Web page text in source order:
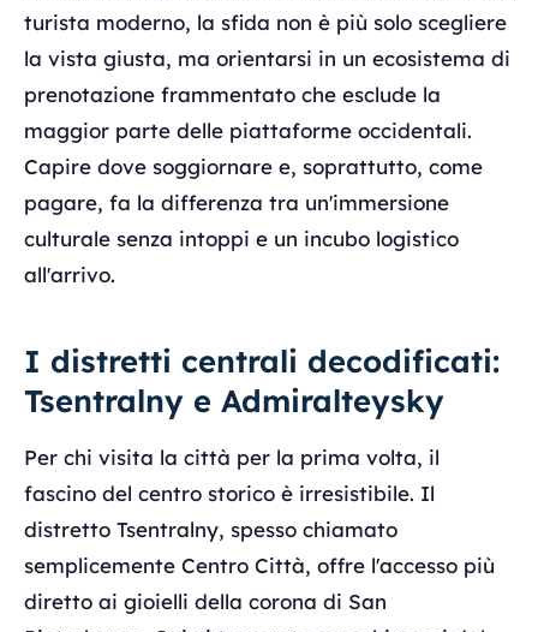
turista moderno, la sfida non è più solo scegliere
la vista giusta, ma orientarsi in un ecosistema di
prenotazione frammentato che esclude la
maggior parte delle piattaforme occidentali.
Capire dove soggiornare e, soprattutto, come
pagare, fa la differenza tra un'immersione
culturale senza intoppi e un incubo logistico
all'arrivo.
I distretti centrali decodificati:
Tsentralny e Admiralteysky
Per chi visita la città per la prima volta, il
fascino del centro storico è irresistibile. Il
distretto Tsentralny, spesso chiamato
semplicemente Centro Città, offre l'accesso più
diretto ai gioielli della corona di San